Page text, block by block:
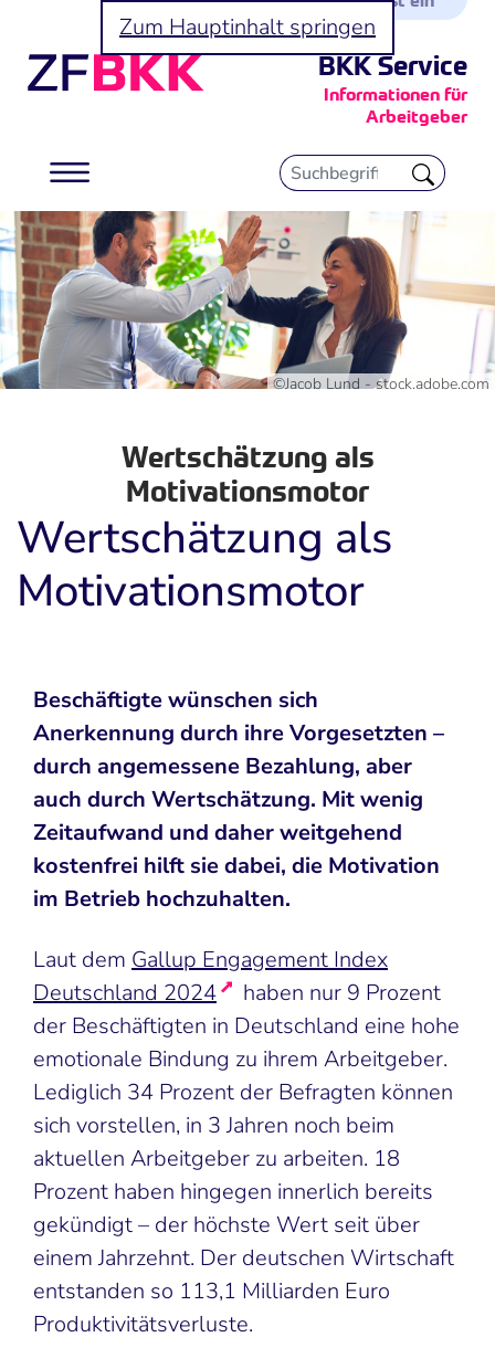
Zum Hauptinhalt springen
BKK Service
Informationen für
Arbeitgeber
©Jacob Lund - stock.adobe.com
Wertschätzung als
Motivationsmotor
Wertschätzung als
Motivationsmotor
Beschäftigte wünschen sich
Anerkennung durch ihre Vorgesetzten –
durch angemessene Bezahlung, aber
auch durch Wertschätzung. Mit wenig
Zeitaufwand und daher weitgehend
kostenfrei hilft sie dabei, die Motivation
im Betrieb hochzuhalten.
Laut dem Gallup Engagement Index
Deutschland 2024
haben nur 9 Prozent
der Beschäftigten in Deutschland eine hohe
emotionale Bindung zu ihrem Arbeitgeber.
Lediglich 34 Prozent der Befragten können
sich vorstellen, in 3 Jahren noch beim
aktuellen Arbeitgeber zu arbeiten. 18
Prozent haben hingegen innerlich bereits
gekündigt – der höchste Wert seit über
einem Jahrzehnt. Der deutschen Wirtschaft
entstanden so 113,1 Milliarden Euro
Produktivitätsverluste.